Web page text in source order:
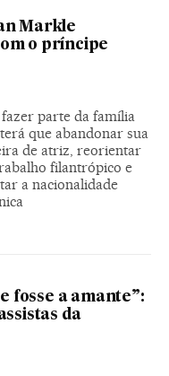
Markle
o príncipe
parte da família
que abandonar sua
de atriz, reorientar
filantrópico e
a nacionalidade
fosse a amante”:
da